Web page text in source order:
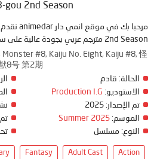
gou 2nd Season
2nd Season مترجم عربي بجودة عالية على سرفرات متعددة, مشاهدة ممتعة
Monster #8, Kaiju No. Eight, Kaiju #8, 怪
8号 第2期
الحالة: قادم
الاستوديو: Production I.G
تم الإصدار:
الموسم: Summer 2025
النوع: مسلسل
Action
Adult Cast
Fantasy